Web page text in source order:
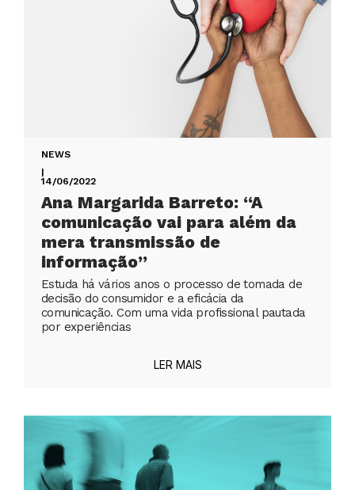
NEWS
|
14/06/2022
Ana Margarida Barreto: “A
comunicação vai para além da
mera transmissão de
informação”
Estuda há vários anos o processo de tomada de
decisão do consumidor e a eficácia da
comunicação. Com uma vida profissional pautada
por experiências
LER MAIS